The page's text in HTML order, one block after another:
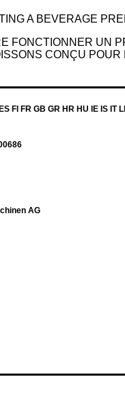
A BEVERAGE
FONCTIONNER UN
CONÇU
FI FR GB GR HR HU IE IS IT
AG